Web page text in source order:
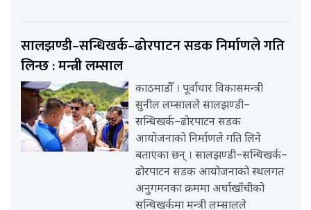
सालझण्डी–सन्धिखर्क–ढोरपाटन सडक निर्माणले गति
लिन्छ : मन्त्री लम्साल
काठमाडौँ । पूर्वाधार विकासमन्त्री
सुनील लम्सालले सालझण्डी–
सन्धिखर्क–ढोरपाटन सडक
आयोजनाको निर्माणले गति लिने
बताएका छन् । सालझण्डी–सन्धिखर्क–
ढोरपाटन सडक आयोजनाको स्थलगत
अनुगमनका क्रममा अर्घाखाँचीको
सन्धिखर्कमा मन्त्री लम्सालले